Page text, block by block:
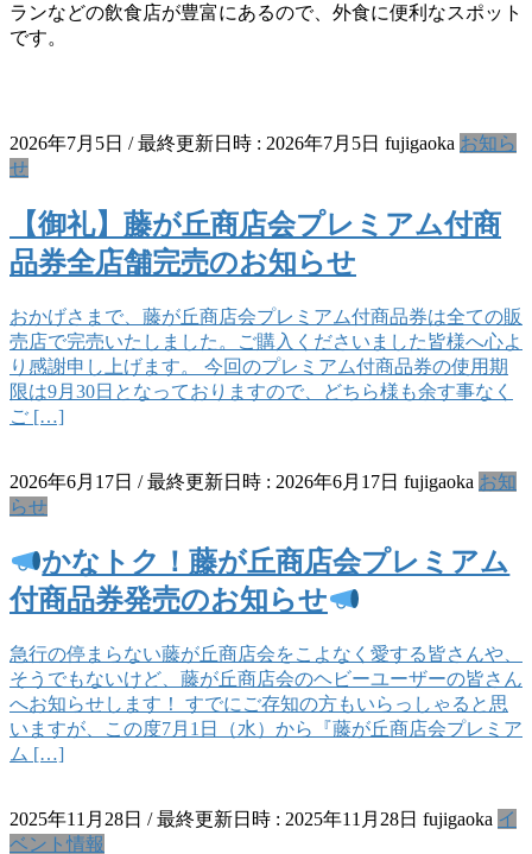
ランなどの飲食店が豊富にあるので、外食に便利なスポット
です。
2026年7月5日 / 最終更新日時 : 2026年7月5日 fujigaoka お知ら
せ
【御礼】藤が丘商店会プレミアム付商
品券全店舗完売のお知らせ
おかげさまで、藤が丘商店会プレミアム付商品券は全ての販
売店で完売いたしました。ご購入くださいました皆様へ心よ
り感謝申し上げます。 今回のプレミアム付商品券の使用期
限は9月30日となっておりますので、どちら様も余す事なく
ご […]
2026年6月17日 / 最終更新日時 : 2026年6月17日 fujigaoka お知
らせ
かなトク！藤が丘商店会プレミアム
付商品券発売のお知らせ
急行の停まらない藤が丘商店会をこよなく愛する皆さんや、
そうでもないけど、藤が丘商店会のヘビーユーザーの皆さん
へお知らせします！ すでにご存知の方もいらっしゃると思
いますが、この度7月1日（水）から『藤が丘商店会プレミア
ム […]
2025年11月28日 / 最終更新日時 : 2025年11月28日 fujigaoka イ
ベント情報